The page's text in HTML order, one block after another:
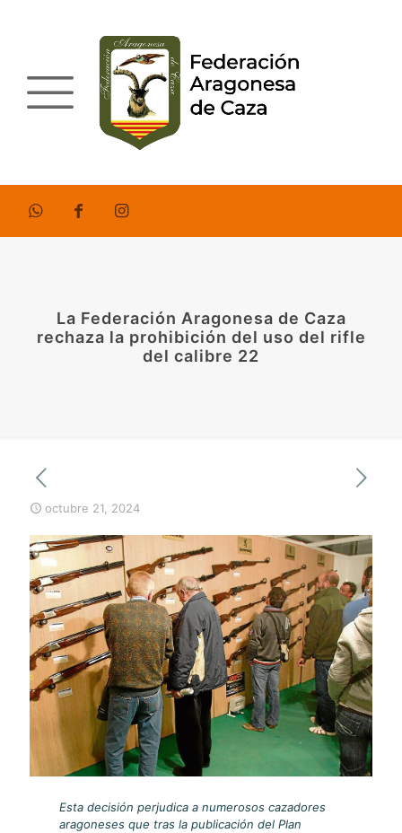
La Federación Aragonesa de Caza
rechaza la prohibición del uso del rifle
del calibre 22
octubre 21, 2024
Esta decisión perjudica a numerosos cazadores
aragoneses que tras la publicación del Plan